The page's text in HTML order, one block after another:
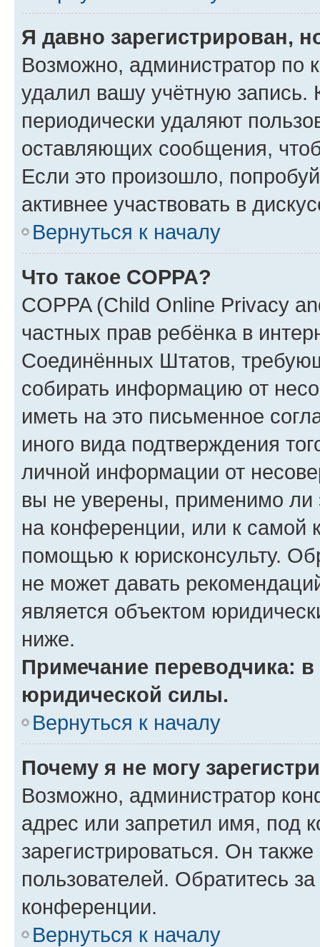
Я давно зарегистрирован,
Возможно, администратор по
удалил вашу учётную запись.
периодически удаляют
оставляющих сообщения,
Если это произошло,
активнее участвовать в
Вернуться к началу
Что такое COPPA?
COPPA (Child Online Privacy
частных прав ребёнка в
Соединённых Штатов,
собирать информацию от
иметь на это письменное
иного вида подтверждения
личной информации от
вы не уверены, применимо ли
на конференции, или к самой
помощью к юрисконсульту.
не может давать
является объектом
ниже.
Примечание переводчика:
юридической силы.
Вернуться к началу
Почему я не могу
Возможно, администратор
адрес или запретил имя, под
зарегистрироваться. Он
пользователей. Обратитесь
конференции.
Вернуться к началу